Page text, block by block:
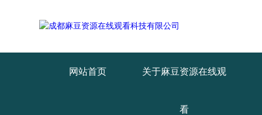
网站首页 关于麻豆资源在线观
看